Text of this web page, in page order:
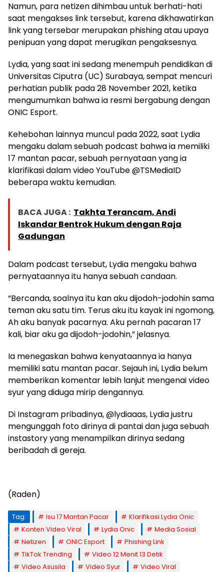
Namun, para netizen dihimbau untuk berhati-hati
saat mengakses link tersebut, karena dikhawatirkan
link yang tersebar merupakan phishing atau upaya
penipuan yang dapat merugikan pengaksesnya.
Lydia, yang saat ini sedang menempuh pendidikan di
Universitas Ciputra (UC) Surabaya, sempat mencuri
perhatian publik pada 28 November 2021, ketika
mengumumkan bahwa ia resmi bergabung dengan
ONIC Esport.
Kehebohan lainnya muncul pada 2022, saat Lydia
mengaku dalam sebuah podcast bahwa ia memiliki
17 mantan pacar, sebuah pernyataan yang ia
klarifikasi dalam video YouTube @TSMediaID
beberapa waktu kemudian.
BACA JUGA : Takhta Terancam, Andi
Iskandar Bentrok Hukum dengan Raja
Gadungan
Dalam podcast tersebut, Lydia mengaku bahwa
pernyataannya itu hanya sebuah candaan.
“Bercanda, soalnya itu kan aku dijodoh-jodohin sama
teman aku satu tim. Terus aku itu kayak ini ngomong,
Ah aku banyak pacarnya. Aku pernah pacaran 17
kali, biar aku ga dijodoh-jodohin,” jelasnya.
Ia menegaskan bahwa kenyataannya ia hanya
memiliki satu mantan pacar. Sejauh ini, Lydia belum
memberikan komentar lebih lanjut mengenai video
syur yang diduga mirip dengannya.
Di Instagram pribadinya, @lydiaaas, Lydia justru
mengunggah foto dirinya di pantai dan juga sebuah
instastory yang menampilkan dirinya sedang
beribadah di gereja.
(Raden)
Tag: Isu 17 Mantan Pacar
Klarifikasi Lydia Onic
Konten Video Viral
Lydia Onic
Media Sosial
Netizen
ONIC Esport
Phishing Link
TikTok Trending
Video 12 Menit 13 Detik
Video Asusila
Video Syur Video Viral